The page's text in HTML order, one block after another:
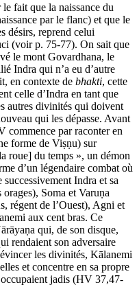
fait que la naissance du
par le flanc) et que le
désirs, reprend celui
(voir p. 75-77). On sait que
le mont Govardhana, le
Indra qui n’a eu d’autre
en contexte de bhakti, cette
celle d’Indra en tant que
autres divinités qui doivent
qui les dépasse. Avant
commence par raconter en
forme de Viṣṇu) sur
roue] du temps », un démon
d’un légendaire combat où
Indra et sa
orages), Soma et Varuṇa
régent de l’Ouest), Agni et
aux cent bras. Ce
qui, de son disque,
rendaient son adversaire
les divinités, Kālanemi
et concentre en sa propre
occupaient jadis (HV 37,47-